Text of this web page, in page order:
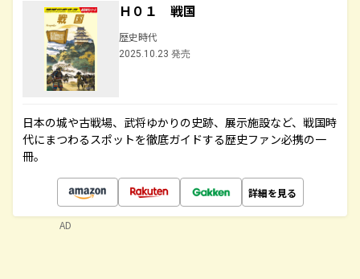
Ｈ０１ 戦国
歴史時代
2025.10.23 発売
日本の城や古戦場、武将ゆかりの史跡、展示施設など、戦国時
代にまつわるスポットを徹底ガイドする歴史ファン必携の一
冊。
詳細を見る
AD